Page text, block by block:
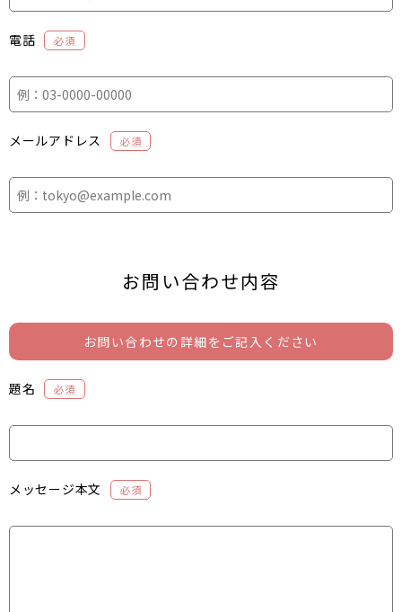
電話 必須
メールアドレス 必須
お問い合わせ内容
お問い合わせの詳細をご記入ください
題名 必須
メッセージ本文 必須